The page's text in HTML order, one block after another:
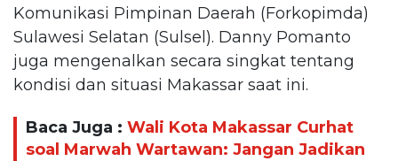
Komunikasi Pimpinan Daerah (Forkopimda)
Sulawesi Selatan (Sulsel). Danny Pomanto
juga mengenalkan secara singkat tentang
kondisi dan situasi Makassar saat ini.
Baca Juga : Wali Kota Makassar Curhat
soal Marwah Wartawan: Jangan Jadikan